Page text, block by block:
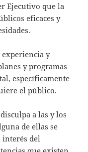
Ejecutivo que la
eficaces y
y
y programas
específicamente
el público.
a las y los
de ellas se
del